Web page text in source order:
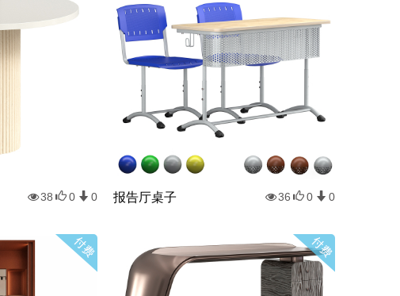
38 0 0 报告厅桌子 36 0 0